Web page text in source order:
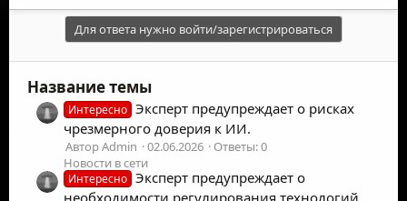
Для ответа нужно войти/зарегистрироваться
Название темы
Интересно Эксперт предупреждает о рисках
чрезмерного доверия к ИИ.
Автор Admin 02.06.2026
Ответы: 0
Новости в сети
Интересно Эксперт предупреждает о